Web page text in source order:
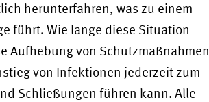
herunterfahren, was zu einem
führt. Wie lange diese Situation
Aufhebung von Schutzmaßnahmen
von Infektionen jederzeit zum
Schließungen führen kann. Alle